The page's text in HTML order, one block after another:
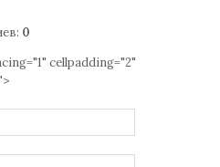
: 0
cellpadding="2"